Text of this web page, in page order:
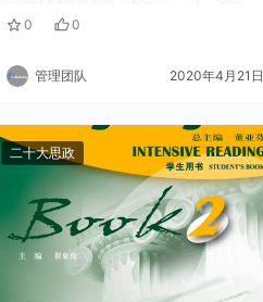
0 0
管理团队 2020年4月21日
二十大思政